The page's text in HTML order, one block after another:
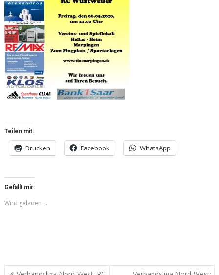
Teilen mit:
Drucken Facebook WhatsApp
Gefällt mir:
Wird geladen …
Beitragsnavigation